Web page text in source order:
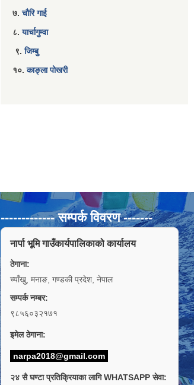
७.चौरि गाई
८.यार्चागुम्वा
९.जिम्बु
१०.काङ्ला पोखरी
------------- सम्पर्क विवरण -------
नार्पा भूमि गाउँकार्यपालिकाको कार्यालय
ठेगाना:
च्याँखु, मनाङ, गण्डकी प्रदेश, नेपाल
सम्पर्क नम्बर:
९८५६०३२१७१
इमेल ठेगाना:
narpa2018@gmail.com
२४ सै घण्टा प्रतिक्रियाका लागि WHATSAPP सेवा: